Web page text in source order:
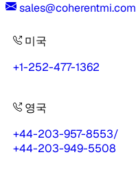
sales@coherentmi.com
미국
+1-252-477-1362
영국
+44-203-957-8553/
+44-203-949-5508